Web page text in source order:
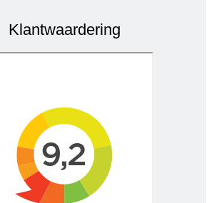
Klantwaardering